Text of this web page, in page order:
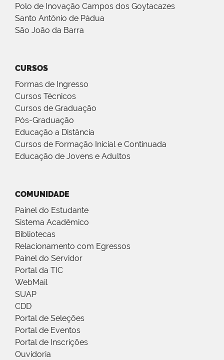
Polo de Inovação Campos dos Goytacazes
Santo Antônio de Pádua
São João da Barra
CURSOS
Formas de Ingresso
Cursos Técnicos
Cursos de Graduação
Pós-Graduação
Educação a Distância
Cursos de Formação Inicial e Continuada
Educação de Jovens e Adultos
COMUNIDADE
Painel do Estudante
Sistema Acadêmico
Bibliotecas
Relacionamento com Egressos
Painel do Servidor
Portal da TIC
WebMail
SUAP
CDD
Portal de Seleções
Portal de Eventos
Portal de Inscrições
Ouvidoria